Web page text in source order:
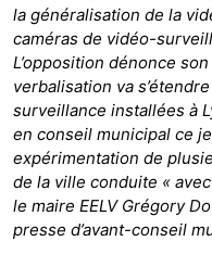
la généralisation de la
caméras de vidéo-
L’opposition dénonce
verbalisation va
surveillance installées à
en conseil municipal ce
expérimentation de
de la ville conduite «
le maire EELV Grégory
presse d’avant-conseil